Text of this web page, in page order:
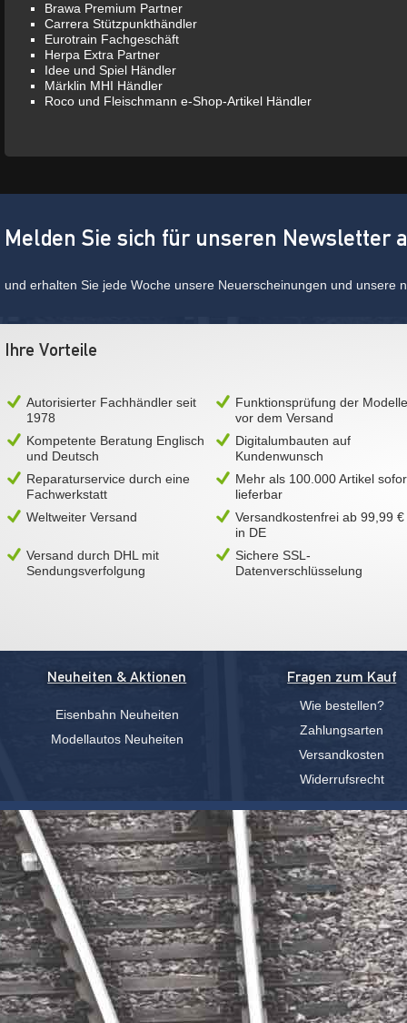
Brawa Premium Partner
Carrera Stützpunkthändler
Eurotrain Fachgeschäft
Herpa Extra Partner
Idee und Spiel Händler
Märklin MHI Händler
Roco und Fleischmann e-Shop-Artikel Händler
Melden Sie sich für unseren Newsletter
und erhalten Sie jede Woche unsere Neuerscheinungen und unsere
Ihre Vorteile
Autorisierter Fachhändler seit
1978
Funktionsprüfung der Modelle
vor dem Versand
Kompetente Beratung Englisch
und Deutsch
Digitalumbauten auf
Kundenwunsch
Reparaturservice durch eine
Fachwerkstatt
Mehr als 100.000 Artikel
lieferbar
Weltweiter Versand
Versandkostenfrei ab 99,99 €
in DE
Versand durch DHL mit
Sendungsverfolgung
Sichere SSL-
Datenverschlüsselung
Neuheiten & Aktionen
Eisenbahn Neuheiten
Modellautos Neuheiten
Fragen zum Kauf
Wie bestellen?
Zahlungsarten
Versandkosten
Widerrufsrecht